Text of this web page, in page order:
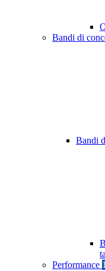
Bandi di
Bandi
Performance